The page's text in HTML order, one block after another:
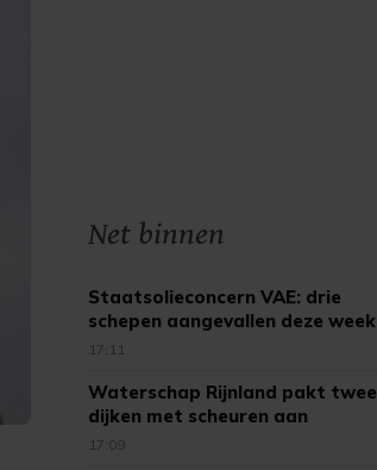
Net binnen
Staatsolieconcern VAE: drie
schepen aangevallen deze week
17:11
Waterschap Rijnland pakt twee
dijken met scheuren aan
17:09